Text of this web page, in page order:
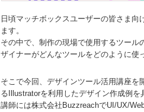
日頃マッチボックスユーザーの皆さま
ます。
その中で、制作の現場で使用するツー
ザイナーがどんなツールをどのように使
そこで今回、デザインツール活用講座
るIllustratorを利用したデザイン作成例を
講師には株式会社BuzzreachでUI/UX/